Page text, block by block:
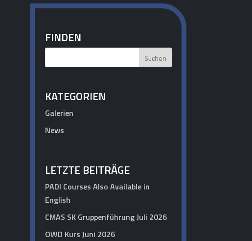
FINDEN
KATEGORIEN
Galerien
News
LETZTE BEITRÄGE
PADI Courses Also Available in
English
CMAS SK Gruppenführung Juli 2026
OWD Kurs Juni 2026